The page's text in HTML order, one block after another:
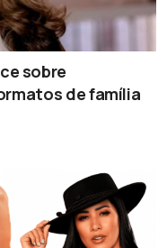
sobre
de família